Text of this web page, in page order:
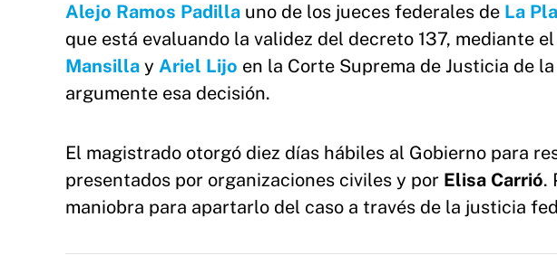
Alejo Ramos Padilla uno de los jueces federales de La
que está evaluando la validez del decreto 137, mediante
Mansilla y Ariel Lijo en la Corte Suprema de Justicia de
argumente esa decisión.
El magistrado otorgó diez días hábiles al Gobierno para
presentados por organizaciones civiles y por Elisa Carrió.
maniobra para apartarlo del caso a través de la justicia